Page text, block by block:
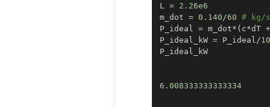
L = 2.26e6
m_dot = 0.140 /60 # kg/
P_ideal = m_dot* ( c*dT +
P_ideal_kW = P_ideal /
6.008333333333334